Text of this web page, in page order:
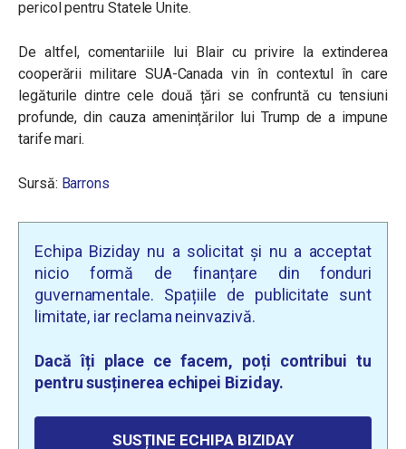
pericol pentru Statele Unite.
De altfel, comentariile lui Blair cu privire la extinderea
cooperării militare SUA-Canada vin în contextul în care
legăturile dintre cele două țări se confruntă cu tensiuni
profunde, din cauza amenințărilor lui Trump de a impune
tarife mari.
Sursă: Barrons
Echipa Biziday nu a solicitat și nu a acceptat
nicio formă de finanțare din fonduri
guvernamentale. Spațiile de publicitate sunt
limitate, iar reclama neinvazivă.
Dacă îți place ce facem, poți contribui tu
pentru susținerea echipei Biziday.
SUSȚINE ECHIPA BIZIDAY